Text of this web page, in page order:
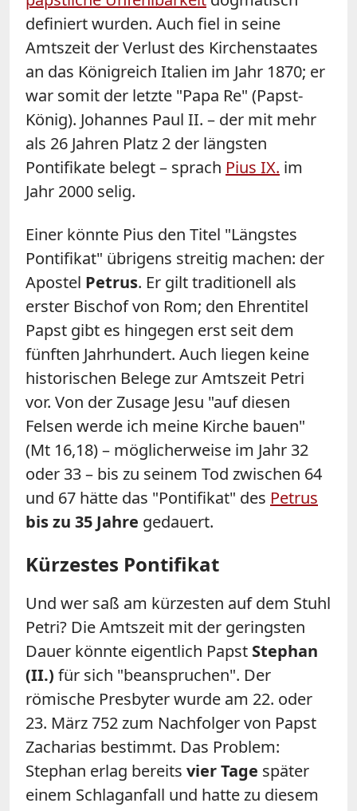
definiert wurden. Auch fiel in seine
Amtszeit der Verlust des Kirchenstaates
an das Königreich Italien im Jahr 1870; er
war somit der letzte "Papa Re" (Papst-
König). Johannes Paul II. – der mit mehr
als 26 Jahren Platz 2 der längsten
Pontifikate belegt – sprach Pius IX. im
Jahr 2000 selig.
Einer könnte Pius den Titel "Längstes
Pontifikat" übrigens streitig machen: der
Apostel Petrus. Er gilt traditionell als
erster Bischof von Rom; den Ehrentitel
Papst gibt es hingegen erst seit dem
fünften Jahrhundert. Auch liegen keine
historischen Belege zur Amtszeit Petri
vor. Von der Zusage Jesu "auf diesen
Felsen werde ich meine Kirche bauen"
(Mt 16,18) – möglicherweise im Jahr 32
oder 33 – bis zu seinem Tod zwischen 64
und 67 hätte das "Pontifikat" des Petrus
bis zu 35 Jahre gedauert.
Kürzestes Pontifikat
Und wer saß am kürzesten auf dem Stuhl
Petri? Die Amtszeit mit der geringsten
Dauer könnte eigentlich Papst Stephan
(II.) für sich "beanspruchen". Der
römische Presbyter wurde am 22. oder
23. März 752 zum Nachfolger von Papst
Zacharias bestimmt. Das Problem:
Stephan erlag bereits vier Tage später
einem Schlaganfall und hatte zu diesem